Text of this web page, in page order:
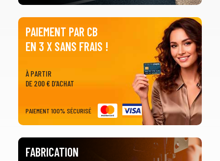
PAIEMENT PAR CB
EN 3 X SANS FRAIS !
À PARTIR
DE 200 € D'ACHAT
PAIEMENT 100% SÉCURISÉ
FABRICATION